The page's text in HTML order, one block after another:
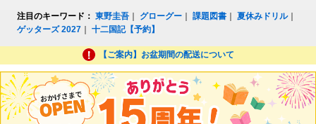
注目のキーワード： 東野圭吾 グローグー ｜課題図書 ｜夏休みドリル｜
ゲッターズ 2027 ｜十二国記【予約】
【ご案内】お盆期間の配送について